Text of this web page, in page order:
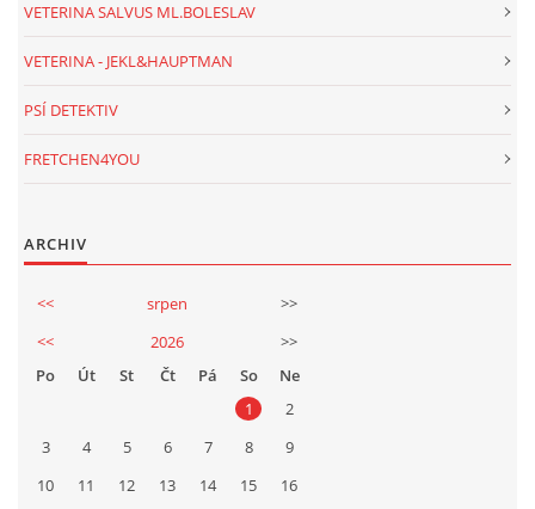
VETERINA SALVUS ML.BOLESLAV
VETERINA - JEKL&HAUPTMAN
PSÍ DETEKTIV
FRETCHEN4YOU
ARCHIV
<< srpen
>>
<<
2026
>>
Po
Út St Čt Pá So
Ne
1
2
3
4 5 6 7 8
9
10
11 12 13 14 15
16